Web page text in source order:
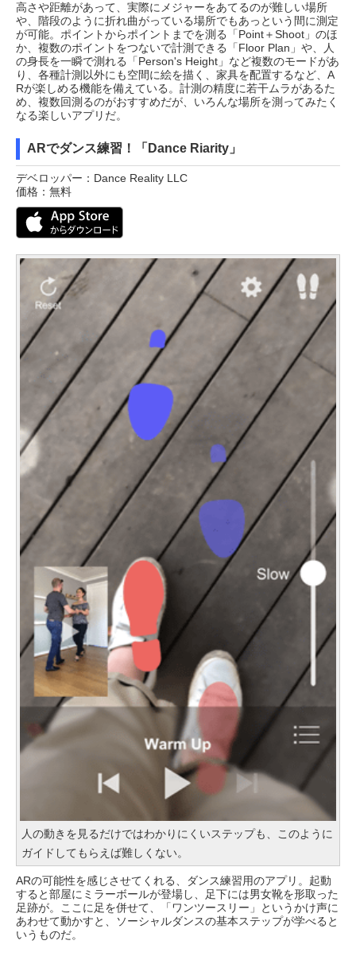
高さや距離があって、実際にメジャーをあてるのが難しい場所
や、階段のように折れ曲がっている場所でもあっという間に測定
が可能。ポイントからポイントまでを測る「Point＋Shoot」のほ
か、複数のポイントをつないで計測できる「Floor Plan」や、人
の身長を一瞬で測れる「Person's Height」など複数のモードがあ
り、各種計測以外にも空間に絵を描く、家具を配置するなど、A
Rが楽しめる機能を備えている。計測の精度に若干ムラがあるた
め、複数回測るのがおすすめだが、いろんな場所を測ってみたく
なる楽しいアプリだ。
ARでダンス練習！「Dance Riarity」
デベロッパー：Dance Reality LLC
価格：無料
人の動きを見るだけではわかりにくいステップも、このように
ガイドしてもらえば難しくない。
ARの可能性を感じさせてくれる、ダンス練習用のアプリ。起動
すると部屋にミラーボールが登場し、足下には男女靴を形取った
足跡が。ここに足を併せて、「ワンツースリー」というかけ声に
あわせて動かすと、ソーシャルダンスの基本ステップが学べると
いうものだ。